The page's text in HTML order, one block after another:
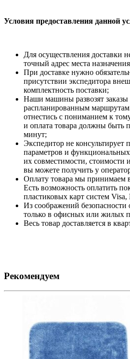
Условия предоставления данной
Для осуществления доставки
точный адрес места
При доставке нужно
присутствии экспедитора
комплектность поставки;
Наши машины развозят заказы
распланированным
отнестись с пониманием к
и оплата товара должны быть
минут;
Экспедитор не консультирует
параметров и
их совместимости,
вы можете получить у
Оплату товара мы принимаем
Есть возможность оплатить
пластиковых карт систем Visa,
Из соображений безопасности
только в офисных или жилых
Весь товар доставляется в
Рекомендуем